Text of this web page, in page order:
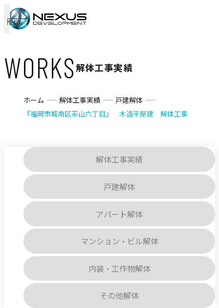
MENU
WORKS解体工事実績
ホーム 解体工事実績
戸建解体
『福岡市城南区茶山六丁目』 木造平屋建 解体工事
解体工事実績
戸建解体
アパート解体
マンション・ビル解体
内装・工作物解体
その他解体